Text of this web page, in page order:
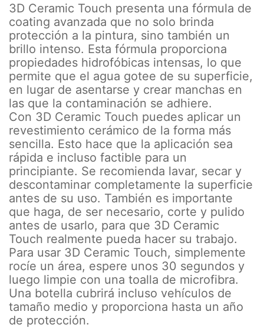
3D Ceramic Touch presenta una fórmula de
coating avanzada que no solo brinda
protección a la pintura, sino también un
brillo intenso. Esta fórmula proporciona
propiedades hidrofóbicas intensas, lo que
permite que el agua gotee de su superficie,
en lugar de asentarse y crear manchas en
las que la contaminación se adhiere.
Con 3D Ceramic Touch puedes aplicar un
revestimiento cerámico de la forma más
sencilla. Esto hace que la aplicación sea
rápida e incluso factible para un
principiante. Se recomienda lavar, secar y
descontaminar completamente la superficie
antes de su uso. También es importante
que haga, de ser necesario, corte y pulido
antes de usarlo, para que 3D Ceramic
Touch realmente pueda hacer su trabajo.
Para usar 3D Ceramic Touch, simplemente
rocíe un área, espere unos 30 segundos y
luego limpie con una toalla de microfibra.
Una botella cubrirá incluso vehículos de
tamaño medio y proporciona hasta un año
de protección.